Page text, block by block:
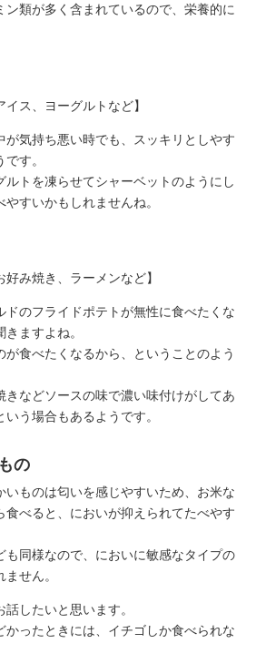
ン類が多く含まれているので、栄養的に
イス、ヨーグルトなど】
が気持ち悪い時でも、スッキリとしやす
す。
ルトを凍らせてシャーベットのようにし
すいかもしれませんね。
好み焼き、ラーメンなど】
ドのフライドポテトが無性に食べたくな
ますよね。
が食べたくなるから、ということのよう
きなどソースの味で濃い味付けがしてあ
う場合もあるようです。
の
いものは匂いを感じやすいため、お米な
食べると、においが抑えられてたべやす
も同様なので、においに敏感なタイプの
せん。
したいと思います。
かったときには、イチゴしか食べられな